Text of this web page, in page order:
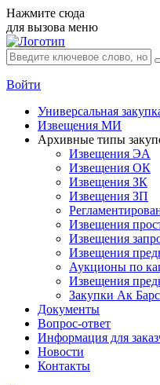
Нажмите сюда
для вызова меню
Войти
Универсальная
Извещения МИ
Архивные типы
Извещения ЭА
Извещения ОК
Извещения ЗК
Извещения ЗП
Извещения
Извещения
Извещения
Аукционы по
Извещения
Закупки Ак
Документы
Вопрос-ответ
Информация для
Новости
Контакты